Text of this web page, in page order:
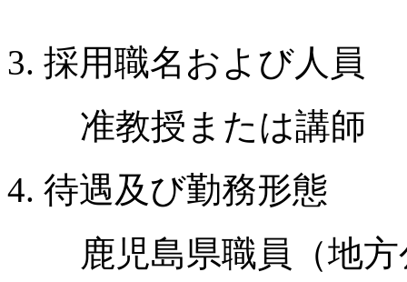
採用職名および人員
准教授または講
待遇及び勤務形態
鹿児島県職員（地